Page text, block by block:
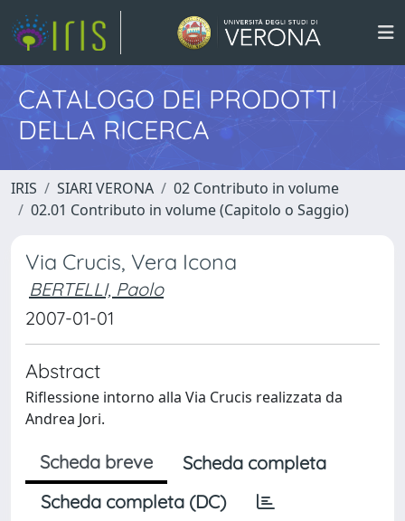
CATALOGO DEI PRODOTTI
DELLA RICERCA
IRIS SIARI VERONA
02 Contributo in volume
02.01 Contributo in volume (Capitolo o Saggio)
Via Crucis, Vera Icona
BERTELLI, Paolo
2007-01-01
Abstract
Riflessione intorno alla Via Crucis realizzata da
Andrea Jori.
Scheda breve
Scheda completa
Scheda completa (DC)